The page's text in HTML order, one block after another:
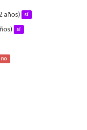
años) sí
sí
no